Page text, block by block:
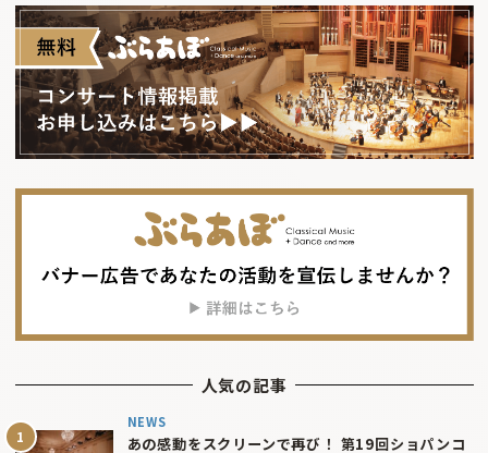
人気の記事
NEWS
あの感動をスクリーンで再び！ 第19回ショパンコ